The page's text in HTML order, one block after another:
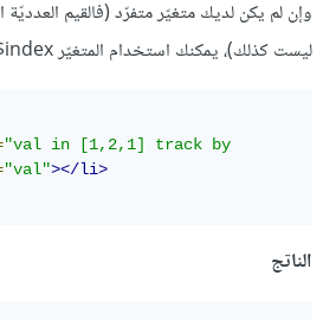
وإن لم يكن لديك متغيّر متفرّد (فالقيم
ليست كذلك)، يمكنك استخدام المتغيّر index$.
"val in [1,2,1] track by
"val"></li>
الناتج